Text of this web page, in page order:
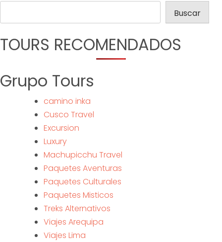
Buscar
TOURS RECOMENDADOS
Grupo Tours
camino inka
Cusco Travel
Excursion
Luxury
Machupicchu Travel
Paquetes Aventuras
Paquetes Culturales
Paquetes Misticos
Treks Alternativos
Viajes Arequipa
Viajes Lima